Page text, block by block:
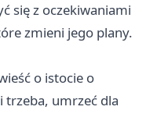
się z oczekiwaniami
zmieni jego plany.
o istocie o
umrzeć dla